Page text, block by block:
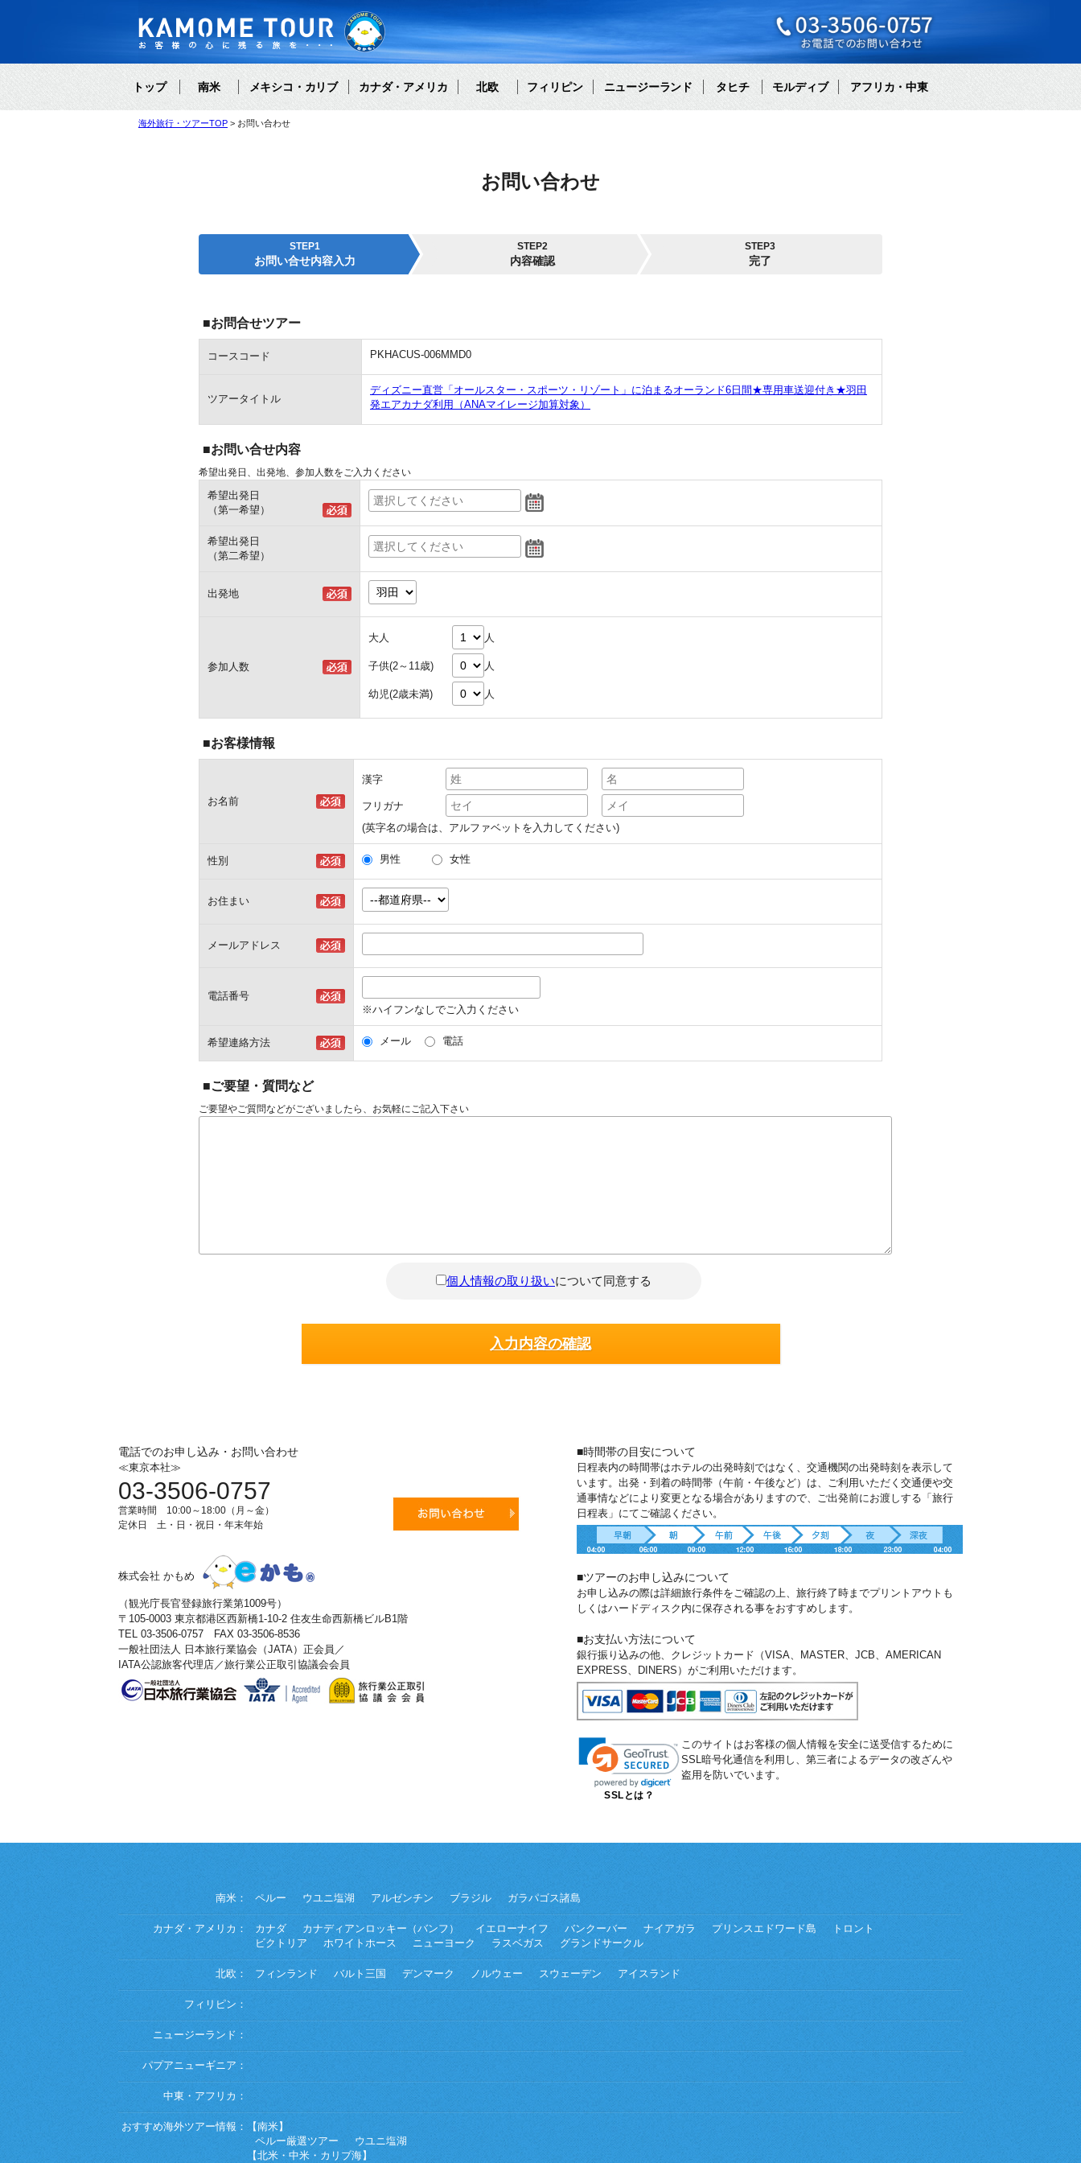
トップ 南米 メキシコ・カリブ カナダ・アメリカ 北欧 フィリピン ニュージーランド タヒチ モルディブ アフリカ・中東
海外旅行・ツアーTOP お問い合わせ
お問い合わせ
STEP1
お問い合せ内容入力
STEP2
内容確認
STEP3
完了
■お問合せツアー
コースコード PKHACUS-006MMD0
ツアータイトル
ディズニー直営「オールスター・スポーツ・リゾート」に泊まるオーランド6日間★専用車送迎付き★羽田
発エアカナダ利用（ANAマイレージ加算対象）
■お問い合せ内容
希望出発日、出発地、参加人数をご入力ください
希望出発日
（第一希望）
希望出発日
（第二希望）
出発地
参加人数
大人 人
子供(2～11歳) 人
幼児(2歳未満) 人
■お客様情報
お名前
漢字
フリガナ
(英字名の場合は、アルファベットを入力してください)
性別 男性 女性
お住まい
メールアドレス
電話番号
※ハイフンなしでご入力ください
希望連絡方法 メール 電話
■ご要望・質問など
ご要望やご質問などがございましたら、お気軽にご記入下さい
個人情報の取り扱いについて同意する
電話でのお申し込み・お問い合わせ
≪東京本社≫
03-3506-0757
営業時間 10:00～18:00（月～金）
定休日 土・日・祝日・年末年始
株式会社 かもめ
（観光庁長官登録旅行業第1009号）
〒105-0003 東京都港区西新橋1-10-2 住友生命西新橋ビルB1階
TEL 03-3506-0757 FAX 03-3506-8536
一般社団法人 日本旅行業協会（JATA）正会員／
IATA公認旅客代理店／旅行業公正取引協議会会員
■時間帯の目安について
日程表内の時間帯はホテルの出発時刻ではなく、交通機関の出発時刻を表示して
います。出発・到着の時間帯（午前・午後など）は、ご利用いただく交通便や交
通事情などにより変更となる場合がありますので、ご出発前にお渡しする「旅行
日程表」にてご確認ください。
■ツアーのお申し込みについて
お申し込みの際は詳細旅行条件をご確認の上、旅行終了時までプリントアウトも
しくはハードディスク内に保存される事をおすすめします。
■お支払い方法について
銀行振り込みの他、クレジットカード（VISA、MASTER、JCB、AMERICAN
EXPRESS、DINERS）がご利用いただけます。
SSLとは？
このサイトはお客様の個人情報を安全に送受信するために
SSL暗号化通信を利用し、第三者によるデータの改ざんや
盗用を防いでいます。
南米： ペルー ウユニ塩湖 アルゼンチン ブラジル ガラパゴス諸島
カナダ・アメリカ： カナダ カナディアンロッキー（バンフ） イエローナイフ バンクーバー ナイアガラ プリンスエドワード島
トロント
ビクトリア
ホワイトホース ニューヨーク ラスベガス グランドサークル
北欧： フィンランド バルト三国 デンマーク ノルウェー スウェーデン アイスランド
フィリピン：
ニュージーランド：
パプアニューギニア：
中東・アフリカ：
おすすめ海外ツアー情報：
【南米】
ペルー厳選ツアー
ウユニ塩湖
【北米・中米・カリブ海】